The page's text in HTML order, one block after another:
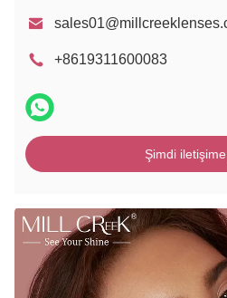
+8619311600083
Şimdi